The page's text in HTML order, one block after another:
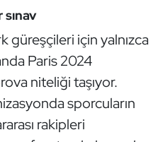
güreşçileri için yalnızca
Paris 2024
niteliği taşıyor.
sporcuların
rakipleri